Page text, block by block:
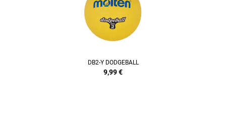
DB2-Y DODGEBALL
9,99€